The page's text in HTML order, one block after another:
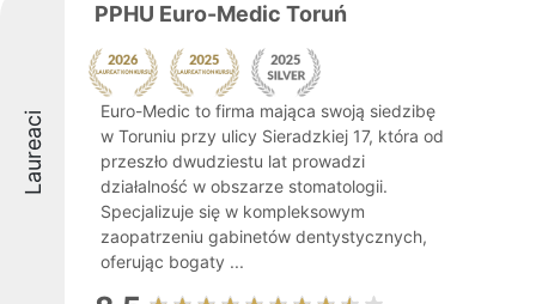
Laureaci
PPHU Euro-Medic Toruń
Euro-Medic to firma mająca swoją siedzibę
w Toruniu przy ulicy Sieradzkiej 17, która od
przeszło dwudziestu lat prowadzi
działalność w obszarze stomatologii.
Specjalizuje się w kompleksowym
zaopatrzeniu gabinetów dentystycznych,
oferując bogaty ...